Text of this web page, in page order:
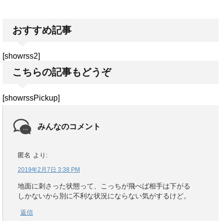
おすすめ記事
[showrss2]
こちらの記事もどうぞ
[showrssPickup]
みんなのコメント
匿名 より:
2019年2月7日 3:38 PM
地面に刺さった状態って、こっちが飛べば相手は下がる
しかないから別に不利な状況にならない気がするけど。
返信